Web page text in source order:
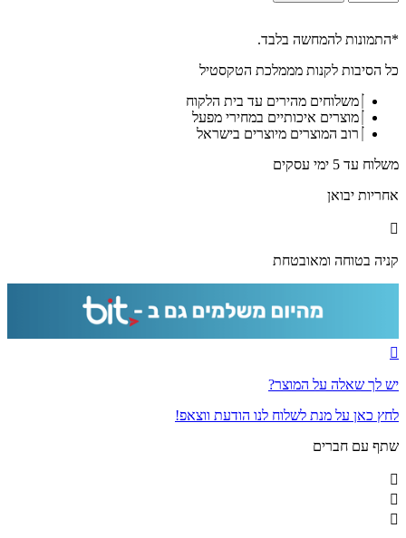
של
-
העסק
מודפסת
זכוכית
מחוסמת
שקופה
*התמונות להמחשה בלבד.
כל הסיבות לקנות מממלכת הטקסטיל
משלוחים מהירים עד בית הלקוח
מוצרים איכותיים במחירי מפעל
רוב המוצרים מיוצרים בישראל
משלוח עד 5 ימי עסקים
אחריות יבואן
קניה בטוחה ומאובטחת
יש לך שאלה על המוצר?
לחץ כאן על מנת לשלוח לנו הודעת ווצאפ!
שתף עם חברים